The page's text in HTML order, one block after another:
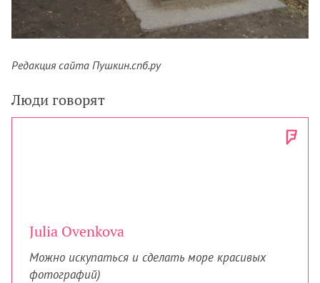
Редакция сайта Пушкин.спб.ру
Люди говорят
Julia Ovenkova
Можно искупаться и сделать море красивых
фотографий)